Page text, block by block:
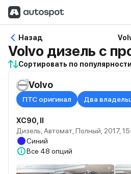
Назад
Volvo дизель с
Сортировать по популярности
Volvo
ПТС оригинал Два
XC90, II
Дизель, Автомат, Полный, 2017,
Синий
Все 48 опций